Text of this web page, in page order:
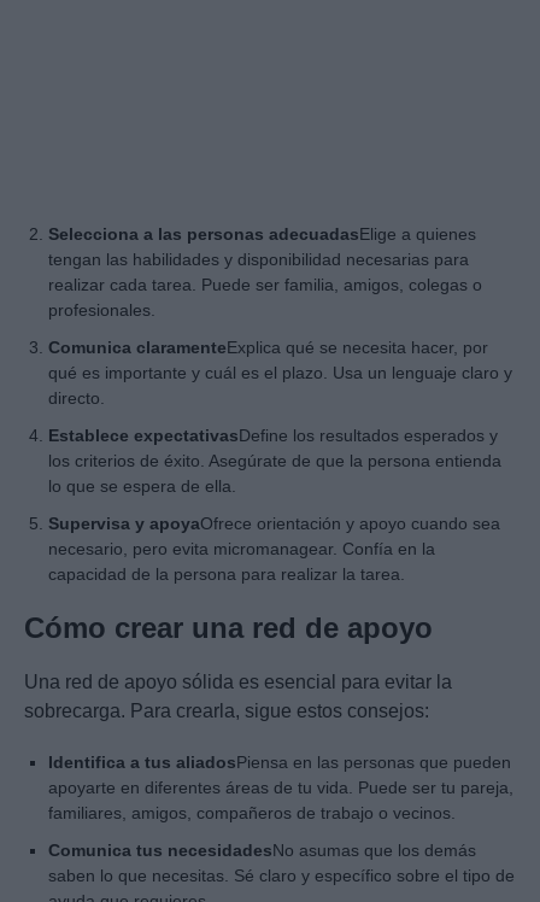
Selecciona a las personas adecuadasElige a quienes
tengan las habilidades y disponibilidad necesarias para
realizar cada tarea. Puede ser familia, amigos, colegas o
profesionales.
Comunica claramenteExplica qué se necesita hacer, por
qué es importante y cuál es el plazo. Usa un lenguaje claro y
directo.
Establece expectativasDefine los resultados esperados y
los criterios de éxito. Asegúrate de que la persona entienda
lo que se espera de ella.
Supervisa y apoyaOfrece orientación y apoyo cuando sea
necesario, pero evita micromanagear. Confía en la
capacidad de la persona para realizar la tarea.
Cómo crear una red de apoyo
Una red de apoyo sólida es esencial para evitar la
sobrecarga. Para crearla, sigue estos consejos:
Identifica a tus aliadosPiensa en las personas que pueden
apoyarte en diferentes áreas de tu vida. Puede ser tu pareja,
familiares, amigos, compañeros de trabajo o vecinos.
Comunica tus necesidadesNo asumas que los demás
saben lo que necesitas. Sé claro y específico sobre el tipo de